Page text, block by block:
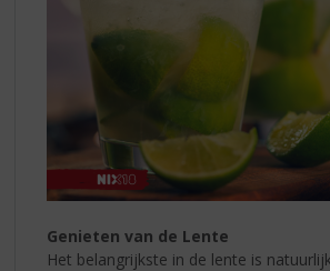
Genieten van de Lente
Het belangrijkste in de lente is